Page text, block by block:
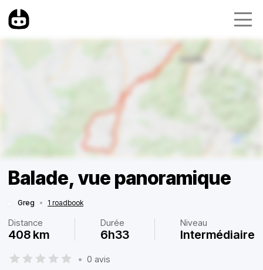
Balade, vue panoramique
Greg • 1 roadbook
Distance
408 km
Durée
6h33
Niveau
Intermédiaire
• 0 avis